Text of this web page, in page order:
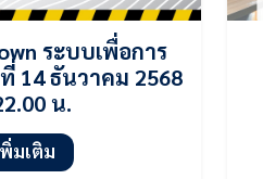
ระบบเพื่อการ
14 ธันวาคม 2568
น.
มเติม